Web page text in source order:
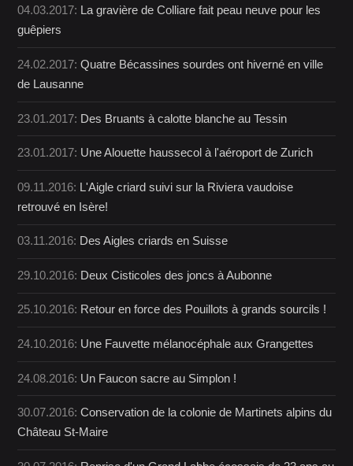
04.03.2017: La gravière de Colliare fait peau neuve pour les
guêpiers
24.02.2017:Quatre Bécassines sourdes ont hiverné en ville
de Lausanne
23.01.2017: Des Bruants à calotte blanche au Tessin
23.01.2017: Une Alouette haussecol à l'aéroport de Zurich
09.11.2016: L'Aigle criard suivi sur la Riviera vaudoise
retrouvé en Isère!
03.11.2016: Des Aigles criards en Suisse
29.10.2016: Deux Cisticoles des joncs à Aubonne
25.10.2016: Retour en force des Pouillots à grands sourcils !
24.10.2016: Une Fauvette mélanocéphale aux Grangettes
24.08.2016: Un Faucon sacre au Simplon !
30.07.2016:Conservation de la colonie de Martinets alpins du
Château St-Maire